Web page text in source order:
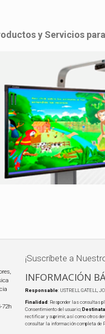
y Servicios
72h
¡Suscríbete a
INFORMACIÓN
Responsable: USTRELL GATELL,
Finalidad: Responder las consultas
Consentimiento del usuario;
rectificar y suprimir, así como otros
consultar la información completa de